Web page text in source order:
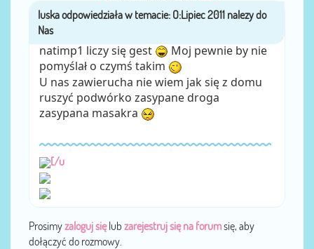
przezluska
natimp1 liczy się gest
Moj pewnie by nie
pomyślał o czymś takim
U nas zawierucha nie wiem jak się z domu
ruszyć podwórko zasypane droga
zasypana masakra
[/u
Prosimyzaloguj sięlub zarejestruj się na forumsię, aby
dołączyć do rozmowy.